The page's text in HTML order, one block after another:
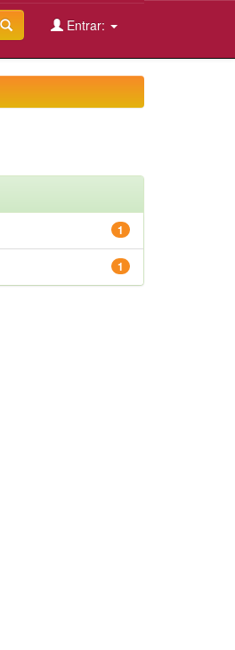
Entrar:
1
1